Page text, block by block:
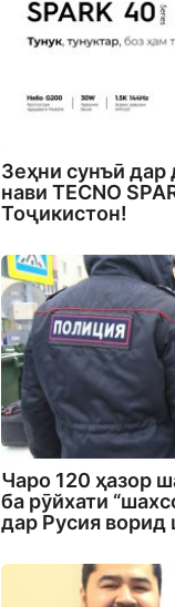
Зеҳни сунъӣ
нави TECNO
Тоҷикистон!
Чаро 120 ҳазор
ба рӯйхати
дар Русия ворид